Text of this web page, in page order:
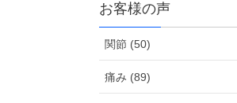
お客様の声
関節 (50)
痛み (89)